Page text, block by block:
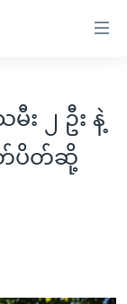
း ၂ ဦး နဲ့
ပိတ်ဆို့